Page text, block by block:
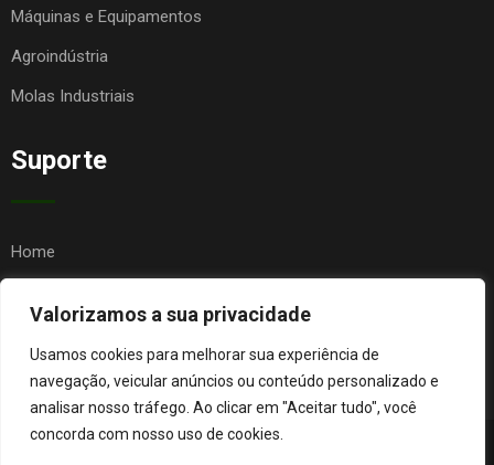
Valorizamos a sua privacidade
Usamos cookies para melhorar sua experiência de
navegação, veicular anúncios ou conteúdo personalizado e
analisar nosso tráfego. Ao clicar em "Aceitar tudo", você
concorda com nosso uso de cookies.
Máquinas e Equipamentos
Agroindústria
Molas Industriais
Suporte
Home